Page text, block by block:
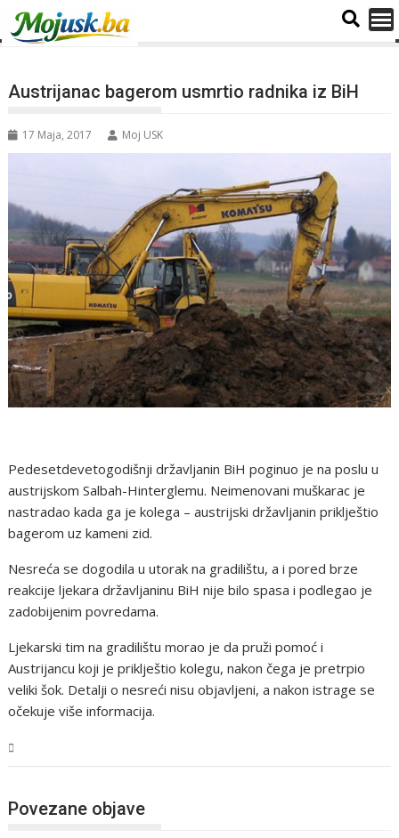
Austrijanac bagerom usmrtio radnika iz BiH
17 Maja, 2017 Moj USK
Pedesetdevetogodišnji državljanin BiH poginuo je na poslu u
austrijskom Salbah-Hinterglemu. Neimenovani muškarac je
nastradao kada ga je kolega – austrijski državljanin priklještio
bagerom uz kameni zid.
Nesreća se dogodila u utorak na gradilištu, a i pored brze
reakcije ljekara državljaninu BiH nije bilo spasa i podlegao je
zadobijenim povredama.
Ljekarski tim na gradilištu morao je da pruži pomoć i
Austrijancu koji je priklještio kolegu, nakon čega je pretrpio
veliki šok. Detalji o nesreći nisu objavljeni, a nakon istrage se
očekuje više informacija.
Povezane objave